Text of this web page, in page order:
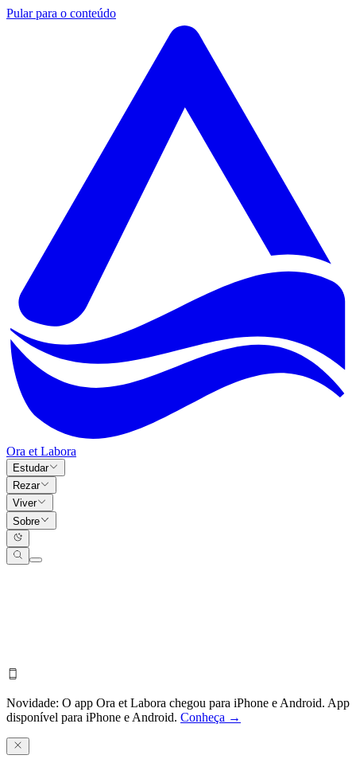
Pular para o conteúdo
Ora et Labora
Estudar
Rezar
Viver
Sobre
Novidade: O app Ora et Labora chegou para iPhone e Android. App
disponível para iPhone e Android. Conheça →